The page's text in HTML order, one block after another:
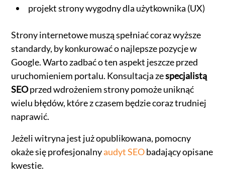
projekt strony wygodny dla użytkownika (UX)
Strony internetowe muszą spełniać coraz wyższe
standardy, by konkurować o najlepsze pozycje w
Google. Warto zadbać o ten aspekt jeszcze przed
uruchomieniem portalu. Konsultacja zespecjalistą
SEOprzed wdrożeniem strony pomoże uniknąć
wielu błędów, które z czasem będzie coraz trudniej
naprawić.
Jeżeli witryna jest już opublikowana, pomocny
okaże się profesjonalnyaudyt SEObadający opisane
kwestie.